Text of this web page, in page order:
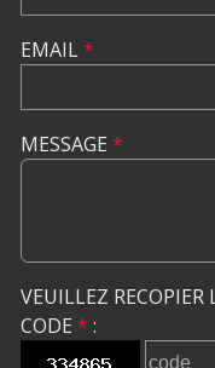
EMAIL*
MESSAGE *
VEUILLEZ RECOPIER
CODE * :